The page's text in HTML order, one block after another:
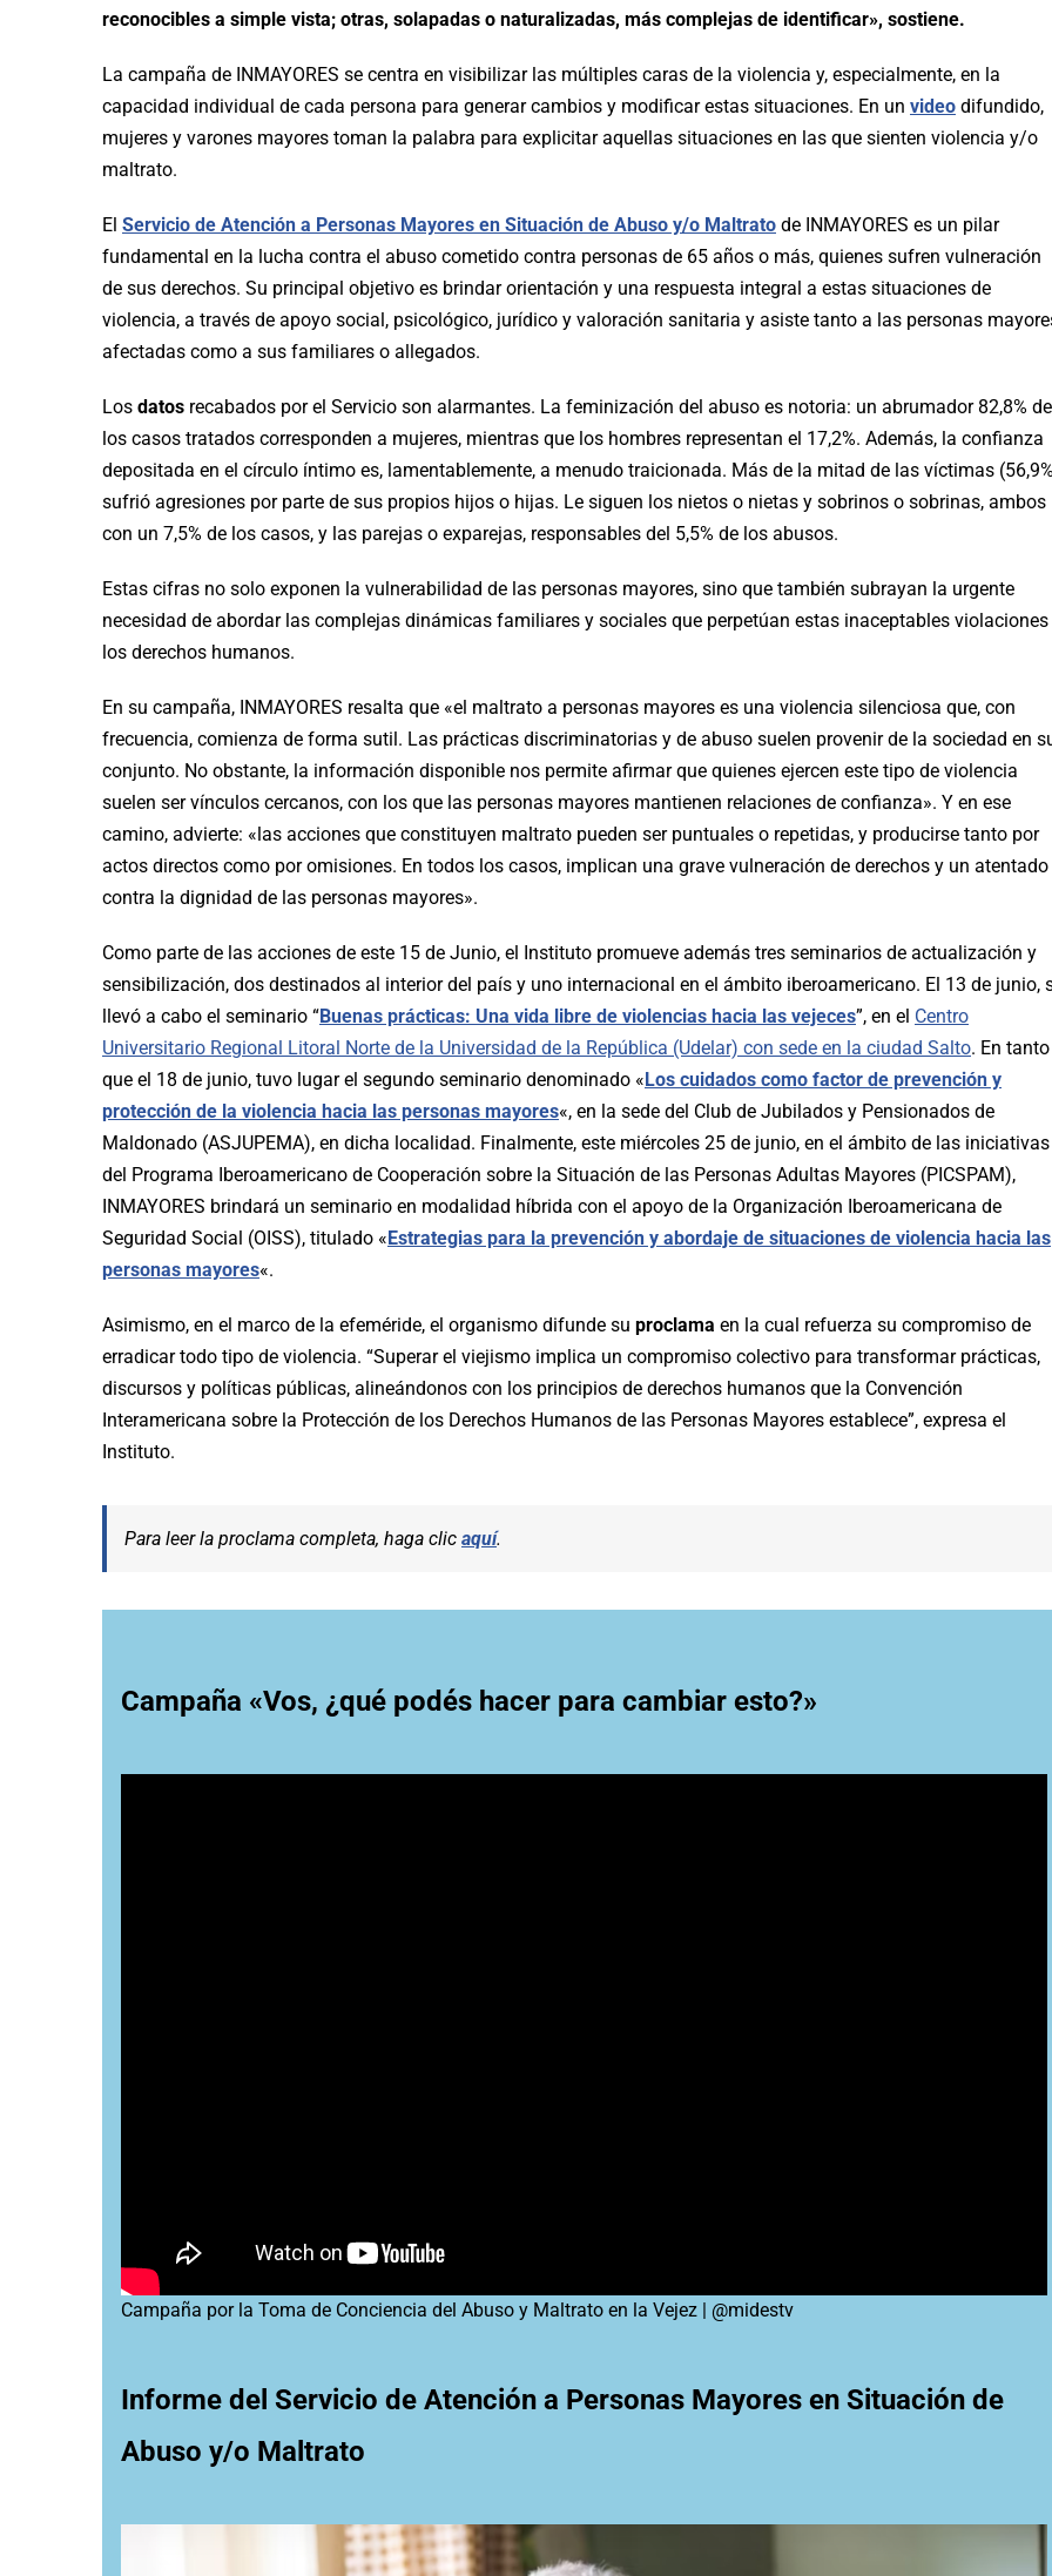
reconocibles a simple vista; otras, solapadas o naturalizadas, más complejas de identificar», sostiene.
La campaña de INMAYORES se centra en visibilizar las múltiples caras de la violencia y, especialmente, en la
capacidad individual de cada persona para generar cambios y modificar estas situaciones. En un video difundido,
mujeres y varones mayores toman la palabra para explicitar aquellas situaciones en las que sienten violencia y/o
maltrato.
El Servicio de Atención a Personas Mayores en Situación de Abuso y/o Maltrato de INMAYORES es un pilar
fundamental en la lucha contra el abuso cometido contra personas de 65 años o más, quienes sufren vulneración
de sus derechos. Su principal objetivo es brindar orientación y una respuesta integral a estas situaciones de
violencia, a través de apoyo social, psicológico, jurídico y valoración sanitaria y asiste tanto a las personas
afectadas como a sus familiares o allegados.
Los datos recabados por el Servicio son alarmantes. La feminización del abuso es notoria: un abrumador 82,8% de
los casos tratados corresponden a mujeres, mientras que los hombres representan el 17,2%. Además, la confianza
depositada en el círculo íntimo es, lamentablemente, a menudo traicionada. Más de la mitad de las víctimas
sufrió agresiones por parte de sus propios hijos o hijas. Le siguen los nietos o nietas y sobrinos o sobrinas, ambos
con un 7,5% de los casos, y las parejas o exparejas, responsables del 5,5% de los abusos.
Estas cifras no solo exponen la vulnerabilidad de las personas mayores, sino que también subrayan la urgente
necesidad de abordar las complejas dinámicas familiares y sociales que perpetúan estas inaceptables violaciones
los derechos humanos.
En su campaña, INMAYORES resalta que «el maltrato a personas mayores es una violencia silenciosa que, con
frecuencia, comienza de forma sutil. Las prácticas discriminatorias y de abuso suelen provenir de la sociedad en
conjunto. No obstante, la información disponible nos permite afirmar que quienes ejercen este tipo de violencia
suelen ser vínculos cercanos, con los que las personas mayores mantienen relaciones de confianza». Y en ese
camino, advierte: «las acciones que constituyen maltrato pueden ser puntuales o repetidas, y producirse tanto por
actos directos como por omisiones. En todos los casos, implican una grave vulneración de derechos y un atentado
contra la dignidad de las personas mayores».
Como parte de las acciones de este 15 de Junio, el Instituto promueve además tres seminarios de actualización y
sensibilización, dos destinados al interior del país y uno internacional en el ámbito iberoamericano. El 13 de junio,
llevó a cabo el seminario “Buenas prácticas: Una vida libre de violencias hacia las vejeces”, en el Centro
Universitario Regional Litoral Norte de la Universidad de la República (Udelar) con sede en la ciudad Salto. En tanto
que el 18 de junio, tuvo lugar el segundo seminario denominado «Los cuidados como factor de prevención y
protección de la violencia hacia las personas mayores«, en la sede del Club de Jubilados y Pensionados de
Maldonado (ASJUPEMA), en dicha localidad. Finalmente, este miércoles 25 de junio, en el ámbito de las iniciativas
del Programa Iberoamericano de Cooperación sobre la Situación de las Personas Adultas Mayores (PICSPAM),
INMAYORES brindará un seminario en modalidad híbrida con el apoyo de la Organización Iberoamericana de
Seguridad Social (OISS), titulado «Estrategias para la prevención y abordaje de situaciones de violencia hacia las
personas mayores«.
Asimismo, en el marco de la efeméride, el organismo difunde su proclama en la cual refuerza su compromiso de
erradicar todo tipo de violencia. “Superar el viejismo implica un compromiso colectivo para transformar prácticas,
discursos y políticas públicas, alineándonos con los principios de derechos humanos que la Convención
Interamericana sobre la Protección de los Derechos Humanos de las Personas Mayores establece”, expresa el
Instituto.
Para leer la proclama completa, haga clic aquí.
Campaña «Vos, ¿qué podés hacer para cambiar esto?»
Campaña por la Toma de Conciencia del Abuso y Maltrato en la Vejez | @midestv
Informe del Servicio de Atención a Personas Mayores en Situación de
Abuso y/o Maltrato